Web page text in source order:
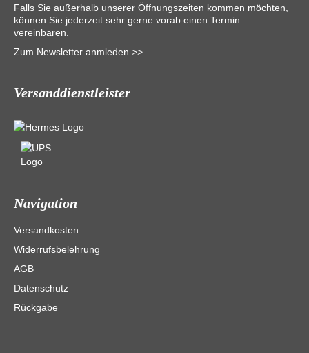
Falls Sie außerhalb unserer Öffnungszeiten kommen möchten,
können Sie jederzeit sehr gerne vorab einen Termin
vereinbaren.
Zum Newsletter anmleden >>
Versanddienstleister
Navigation
Versandkosten
Widerrufsbelehrung
AGB
Datenschutz
Rückgabe